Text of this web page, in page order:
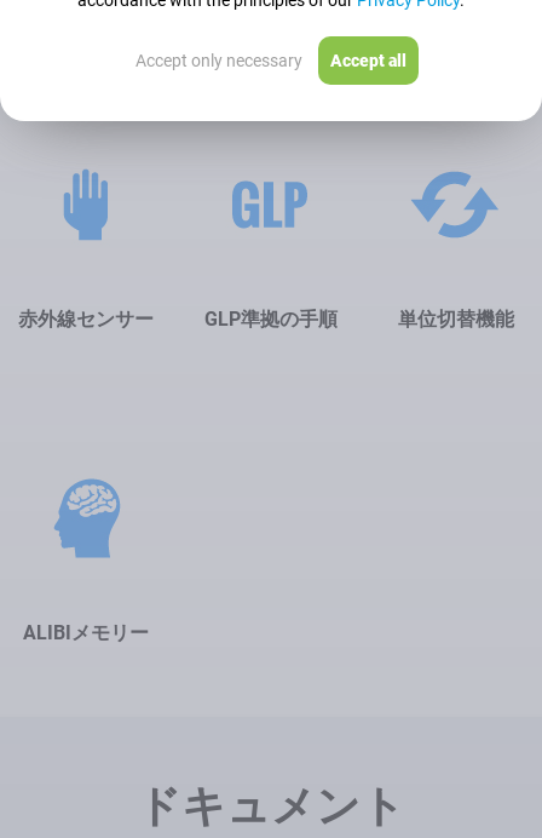
合計計量 個数計量 統計
赤外線センサー GLP準拠の手順 単位切替機能
ALIBIメモリー
ドキュメント
Accept only necessary Accept all